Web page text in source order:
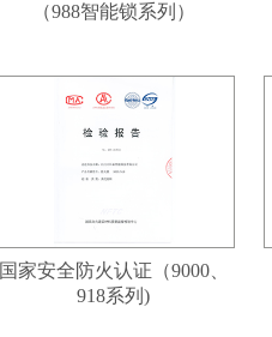
（988智能锁系列）
国家安全防火认证（9000、
918系列)